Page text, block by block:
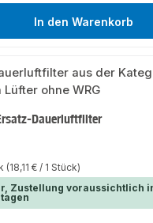
In den Warenkorb
Dauerluftfilter
(18,11 € / 1 Stück)
Zustellung voraussichtlich